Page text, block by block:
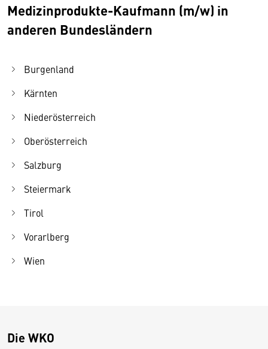
Medizinprodukte-Kaufmann (m/w) in
anderen Bundesländern
Burgenland
Kärnten
Niederösterreich
Oberösterreich
Salzburg
Steiermark
Tirol
Vorarlberg
Wien
Die WKO